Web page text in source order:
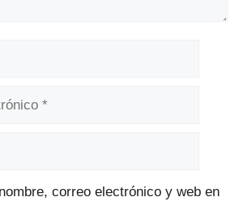
correo electrónico y web en